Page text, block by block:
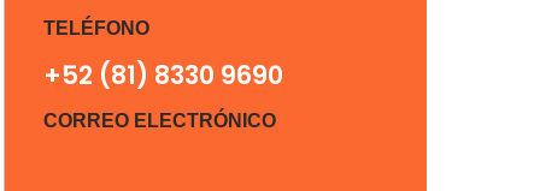
TELÉFONO
+52 (81) 8330 9690
CORREO ELECTRÓNICO